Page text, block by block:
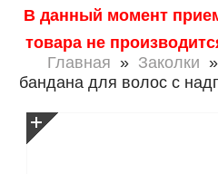
В данный момент
товара не
Главная » Заколки
бандана для волос с